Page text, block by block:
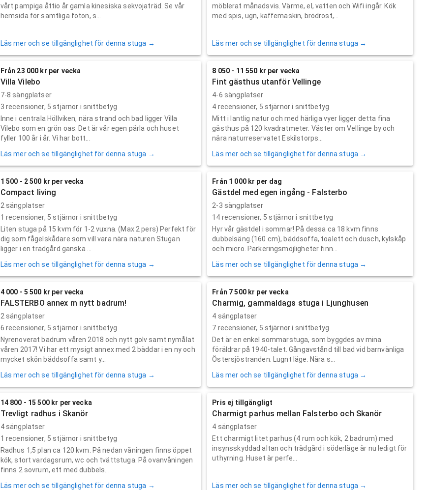
vårt pampiga åttio år gamla kinesiska sekvojaträd. Se vår
hemsida för samtliga foton, s...
Läs mer och se tillgänglighet för denna stuga →
möblerat månadsvis. Värme, el, vatten och Wifi ingår. Kök
med spis, ugn, kaffemaskin, brödrost,...
Läs mer och se tillgänglighet för denna stuga →
Från 23 000 kr per vecka
Villa Vilebo
7-8 sängplatser
3 recensioner, 5 stjärnor i snittbetyg
Inne i centrala Höllviken, nära strand och bad ligger Villa
Vilebo som en grön oas. Det är vår egen pärla och huset
fyller 100 år i år. Vi har bott...
Läs mer och se tillgänglighet för denna stuga →
8 050 - 11 550 kr per vecka
Fint gästhus utanför Vellinge
4-6 sängplatser
4 recensioner, 5 stjärnor i snittbetyg
Mitt i lantlig natur och med härliga vyer ligger detta fina
gästhus på 120 kvadratmeter. Väster om Vellinge by och
nära naturreservatet Eskilstorps...
Läs mer och se tillgänglighet för denna stuga →
1 500 - 2 500 kr per vecka
Compact living
2 sängplatser
1 recensioner, 5 stjärnor i snittbetyg
Liten stuga på 15 kvm för 1-2 vuxna. (Max 2 pers) Perfekt för
dig som fågelskådare som vill vara nära naturen Stugan
ligger i en trädgård ganska ...
Läs mer och se tillgänglighet för denna stuga →
Från 1 000 kr per dag
Gästdel med egen ingång - Falsterbo
2-3 sängplatser
14 recensioner, 5 stjärnor i snittbetyg
Hyr vår gästdel i sommar! På dessa ca 18 kvm finns
dubbelsäng (160 cm), bäddsoffa, toalett och dusch, kylskåp
och micro. Parkeringsmöjligheter finn...
Läs mer och se tillgänglighet för denna stuga →
4 000 - 5 500 kr per vecka
FALSTERBO annex m nytt badrum!
2 sängplatser
6 recensioner, 5 stjärnor i snittbetyg
Nyrenoverat badrum våren 2018 och nytt golv samt nymålat
våren 2017! Vi har ett mysigt annex med 2 bäddar i en ny och
mycket skön bäddsoffa samt y...
Läs mer och se tillgänglighet för denna stuga →
Från 7 500 kr per vecka
Charmig, gammaldags stuga i Ljunghusen
4 sängplatser
7 recensioner, 5 stjärnor i snittbetyg
Det är en enkel sommarstuga, som byggdes av mina
föräldrar på 1940-talet. Gångavstånd till bad vid barnvänliga
Östersjöstranden. Lugnt läge. Nära s...
Läs mer och se tillgänglighet för denna stuga →
14 800 - 15 500 kr per vecka
Trevligt radhus i Skanör
4 sängplatser
1 recensioner, 5 stjärnor i snittbetyg
Radhus 1,5 plan ca 120 kvm. På nedan våningen finns öppet
kök, stort vardagsrum, wc och tvättstuga. På ovanvåningen
finns 2 sovrum, ett med dubbels...
Läs mer och se tillgänglighet för denna stuga →
Pris ej tillgängligt
Charmigt parhus mellan Falsterbo och Skanör
4 sängplatser
Ett charmigt litet parhus (4 rum och kök, 2 badrum) med
insynsskyddad altan och trädgård i söderläge är nu ledigt för
uthyrning. Huset är perfe...
Läs mer och se tillgänglighet för denna stuga →